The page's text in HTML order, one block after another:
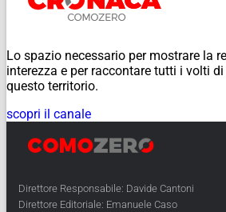
Lo spazio necessario per mostrare la
interezza e per raccontare tutti i volti
questo territorio.
scopri il canale
Direttore Responsabile: Davide Cantoni
Direttore Editoriale: Emanuele Caso